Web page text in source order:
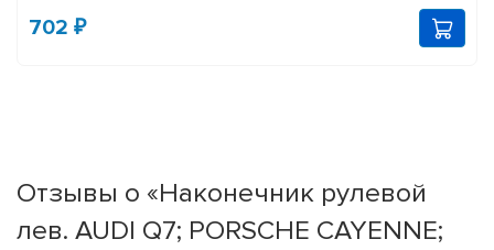
702 ₽
Отзывы о «Наконечник рулевой
лев. AUDI Q7; PORSCHE CAYENNE;